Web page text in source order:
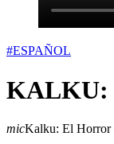
#ESPAÑOL
KALKU:
micKalku: El Horror